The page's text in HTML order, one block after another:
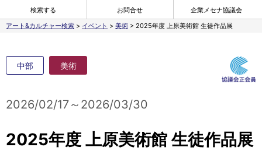
検索する お問合せ
企業メセナ協議会
アート&カルチャー検索 > イベント > 美術 > 2025年度 上原美術館 生徒作品展
中部 美術
2026/02/17～2026/03/30
2025年度 上原美術館 生徒作品展